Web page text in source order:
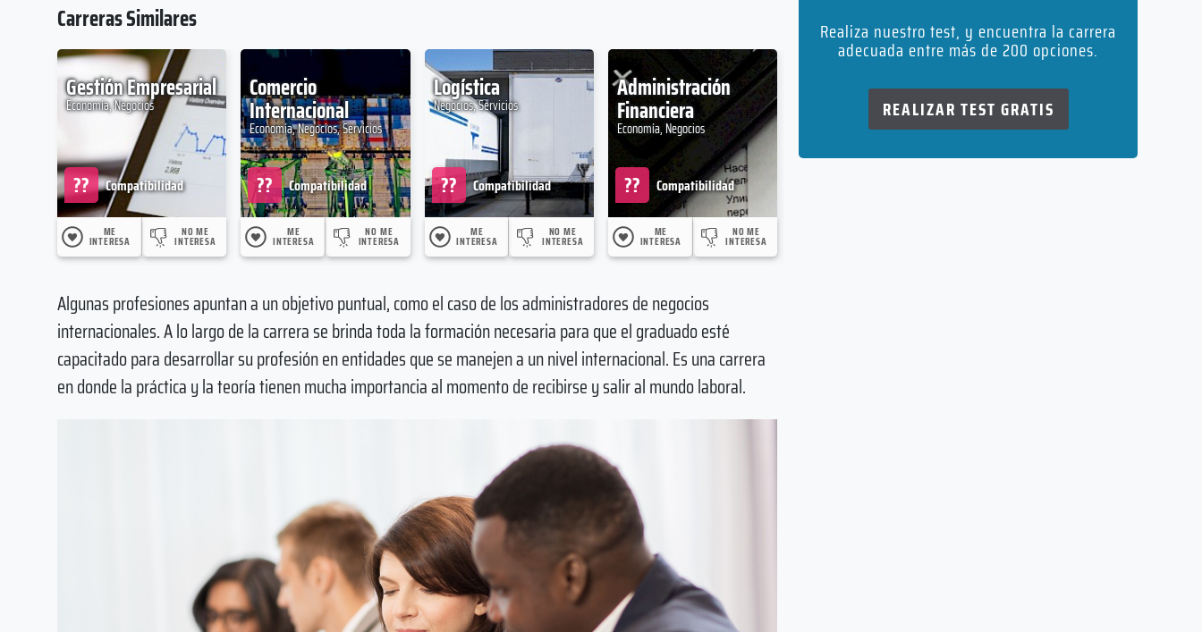
Carreras Similares
Gestión Empresarial
Economía, Negocios
Compatibilidad
??
ME
INTERESA
NO ME
INTERESA
Comercio
Internacional
Economía, Negocios, Servicios
Compatibilidad
??
ME
INTERESA
NO ME
INTERESA
Logística
Negocios, Servicios
Compatibilidad
??
ME
INTERESA
NO ME
INTERESA
Administración
Financiera
Economía, Negocios
Compatibilidad
??
ME
INTERESA
NO ME
INTERESA
Algunas profesiones apuntan a un objetivo puntual, como el caso de los administradores de negocios
internacionales. A lo largo de la carrera se brinda toda la formación necesaria para que el graduado esté
capacitado para desarrollar su profesión en entidades que se manejen a un nivel internacional. Es una carrera
en donde la práctica y la teoría tienen mucha importancia al momento de recibirse y salir al mundo laboral.
Realiza nuestro test, y encuentra la carrera
adecuada entre más de 200 opciones.
REALIZAR TEST GRATIS